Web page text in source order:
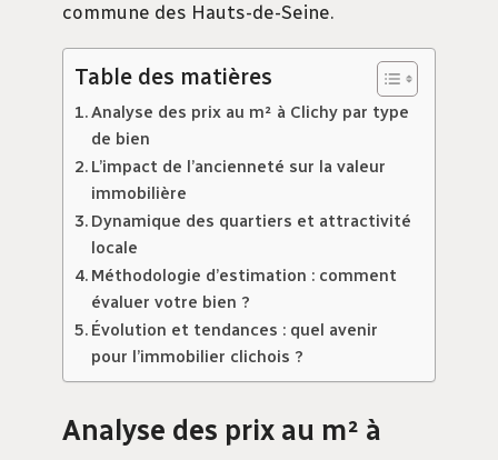
commune des Hauts-de-Seine.
Table des matières
Analyse des prix au m² à Clichy par type
de bien
L’impact de l’ancienneté sur la valeur
immobilière
Dynamique des quartiers et attractivité
locale
Méthodologie d’estimation : comment
évaluer votre bien ?
Évolution et tendances : quel avenir
pour l’immobilier clichois ?
Analyse des prix au m² à